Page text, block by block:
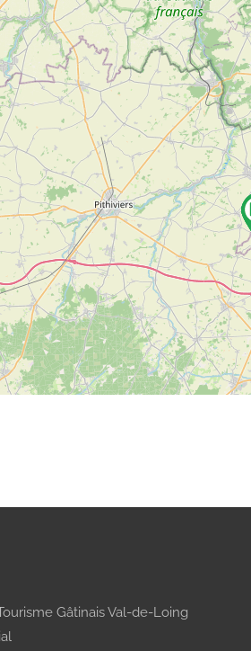
Search
Gâtinais Val-de-Loing